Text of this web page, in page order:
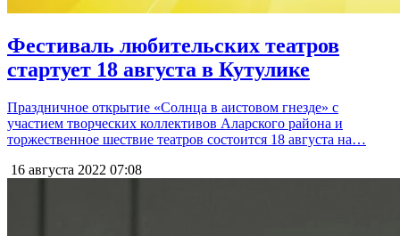
Фестиваль любительских театров
стартует 18 августа в Кутулике
Праздничное открытие «Солнца в аистовом гнезде» с
участием творческих коллективов Аларского района и
торжественное шествие театров состоится 18 августа на…
16 августа 2022 07:08